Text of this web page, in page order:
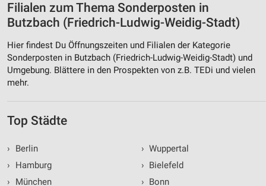
Filialen zum Thema Sonderposten in
Butzbach (Friedrich-Ludwig-Weidig-Stadt)
Hier findest Du Öffnungszeiten und Filialen der Kategorie
Sonderposten in Butzbach (Friedrich-Ludwig-Weidig-Stadt) und
Umgebung. Blättere in den Prospekten von z.B. TEDi und vielen
mehr.
Top Städte
›
Berlin
›
Hamburg
›
München
› Wuppertal
› Bielefeld
› Bonn